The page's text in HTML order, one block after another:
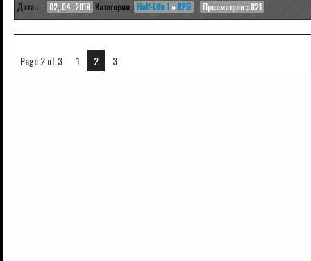
Дата : 02, 04, 2019 Категории : Half-Life 1 »RPG Просмотров : 821
Page 2 of 3 1 2 3